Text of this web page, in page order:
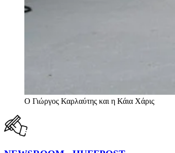
Ο Γιώργος Καρλαύτης και η Κάια Χάρις